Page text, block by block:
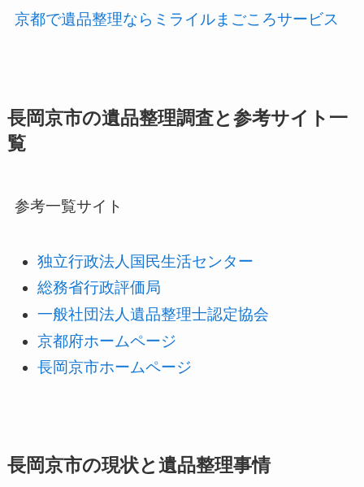
京都で遺品整理ならミライルまごころサービス
長岡京市の遺品整理調査と参考サイト一
覧
参考一覧サイト
独立行政法人国民生活センター
総務省行政評価局
一般社団法人遺品整理士認定協会
京都府ホームページ
長岡京市ホームページ
長岡京市の現状と遺品整理事情